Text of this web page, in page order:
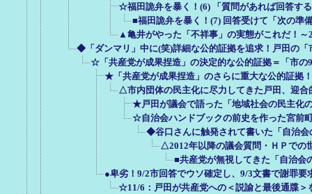
☆福田詭弁を暴く！(6) 「質問があれば回答す
■福田詭弁を暴く！(7) 回答受けて「次の準
▲亀井がやった「不祥事」の実態がこれだ！
◆「ダンマリ」中に(笑)詳細な公的証拠を追求！戸田の「
☆「共産党が成果捏造」の決定的な公的証拠＝「市の
★「共産党が成果捏造」のさらに重大な公的証拠
△市内団体の民主化に尽力してきた戸田、迎
★戸田が議会で語った「地域社会の民主化
☆自治会ハンドブックの前史を作った宮前
◆谷口さんに触発されて書いた「自治
△2012年以降の議会質問・ＨＰでの
■共産党が無視してきた「自治会
●卑劣！9/2市回答でウソ確定し、9/3文書で謝罪
☆11/6：戸田が共産党への＜説諭と最後通牒＞